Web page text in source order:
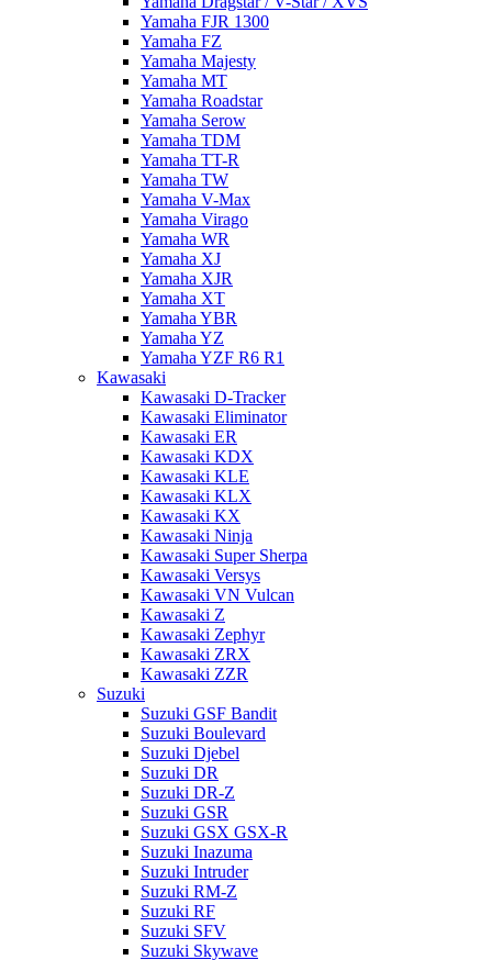
Yamaha FJR 1300
Yamaha FZ
Yamaha Majesty
Yamaha MT
Yamaha Roadstar
Yamaha Serow
Yamaha TDM
Yamaha TT-R
Yamaha TW
Yamaha V-Max
Yamaha Virago
Yamaha WR
Yamaha XJ
Yamaha XJR
Yamaha XT
Yamaha YBR
Yamaha YZ
Yamaha YZF R6 R1
Kawasaki
Kawasaki D-Tracker
Kawasaki Eliminator
Kawasaki ER
Kawasaki KDX
Kawasaki KLE
Kawasaki KLX
Kawasaki KX
Kawasaki Ninja
Kawasaki Super Sherpa
Kawasaki Versys
Kawasaki VN Vulcan
Kawasaki Z
Kawasaki Zephyr
Kawasaki ZRX
Kawasaki ZZR
Suzuki
Suzuki GSF Bandit
Suzuki Boulevard
Suzuki Djebel
Suzuki DR
Suzuki DR-Z
Suzuki GSR
Suzuki GSX GSX-R
Suzuki Inazuma
Suzuki Intruder
Suzuki RM-Z
Suzuki RF
Suzuki SFV
Suzuki Skywave